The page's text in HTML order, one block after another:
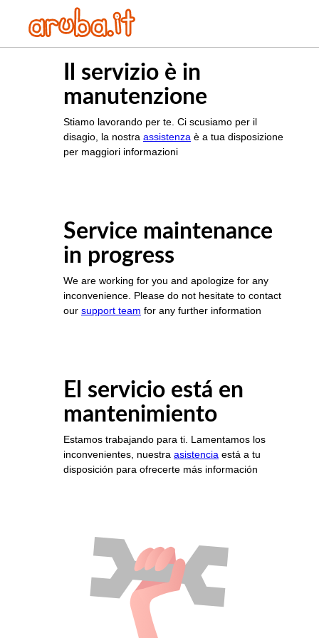
Il servizio è in
manutenzione
Stiamo lavorando per te. Ci scusiamo per il
disagio, la nostra assistenza è a tua disposizione
per maggiori informazioni
Service maintenance
in progress
We are working for you and apologize for any
inconvenience. Please do not hesitate to contact
our support team for any further information
El servicio está en
mantenimiento
Estamos trabajando para ti. Lamentamos los
inconvenientes, nuestra asistencia está a tu
disposición para ofrecerte más información